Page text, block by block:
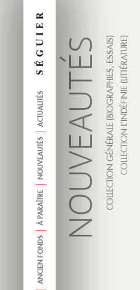
ACTUALITÉS
NOUVEAUTÉS
À PARAÎTRE
ANCIEN FONDS
NOUVEAUTÉSCOLLECTION GÉNÉRALE (BIOGRAPHIES, ESSAIS)COLLECTION L’INDÉFINIE (LITTÉRATURE)